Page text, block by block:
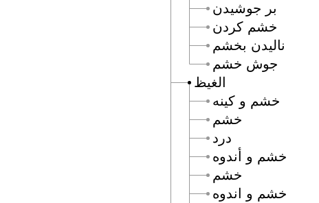
الغيظ
بر جوشيدن
خشم كردن
ناليدن بخشم
جوش خشم
خشم و كينه
خشم
درد
خشم و أندوه
خشم
خشم و اندوه